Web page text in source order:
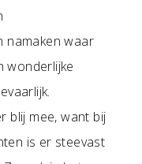
namaken waar
wonderlijke
blij mee, want bij
is er steevast